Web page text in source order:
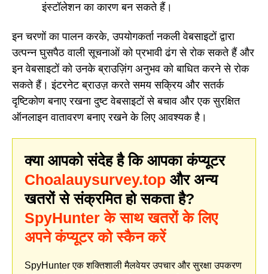
इंस्टॉलेशन का कारण बन सकते हैं।
इन चरणों का पालन करके, उपयोगकर्ता नकली वेबसाइटों द्वारा
उत्पन्न घुसपैठ वाली सूचनाओं को प्रभावी ढंग से रोक सकते हैं और
इन वेबसाइटों को उनके ब्राउज़िंग अनुभव को बाधित करने से रोक
सकते हैं। इंटरनेट ब्राउज़ करते समय सक्रिय और सतर्क
दृष्टिकोण बनाए रखना दुष्ट वेबसाइटों से बचाव और एक सुरक्षित
ऑनलाइन वातावरण बनाए रखने के लिए आवश्यक है।
क्या आपको संदेह है कि आपका कंप्यूटर
Choalauysurvey.top और अन्य
खतरों से संक्रमित हो सकता है?
SpyHunter के साथ खतरों के लिए
अपने कंप्यूटर को स्कैन करें
SpyHunter एक शक्तिशाली मैलवेयर उपचार और सुरक्षा उपकरण